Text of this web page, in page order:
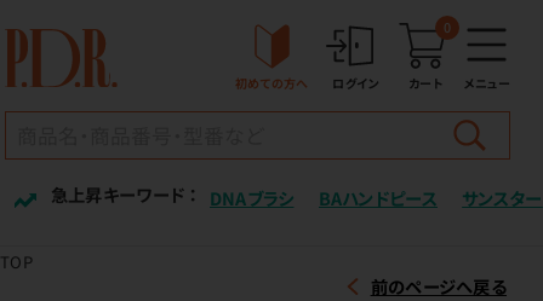
初めての方へ ログイン カート
0
メニュー
急上昇キーワード ： DNAブラシ BAハンドピース サンスター
TOP
前のページへ戻る